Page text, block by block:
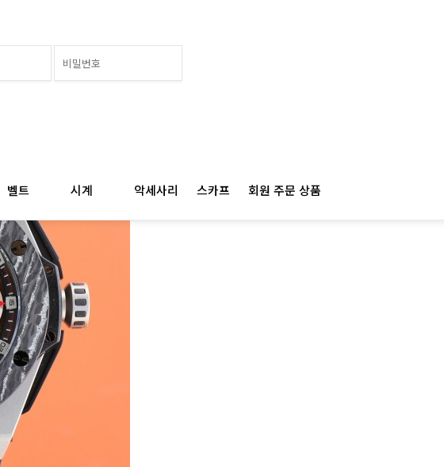
벨트 시계 악세사리 스카프 회원 주문 상품